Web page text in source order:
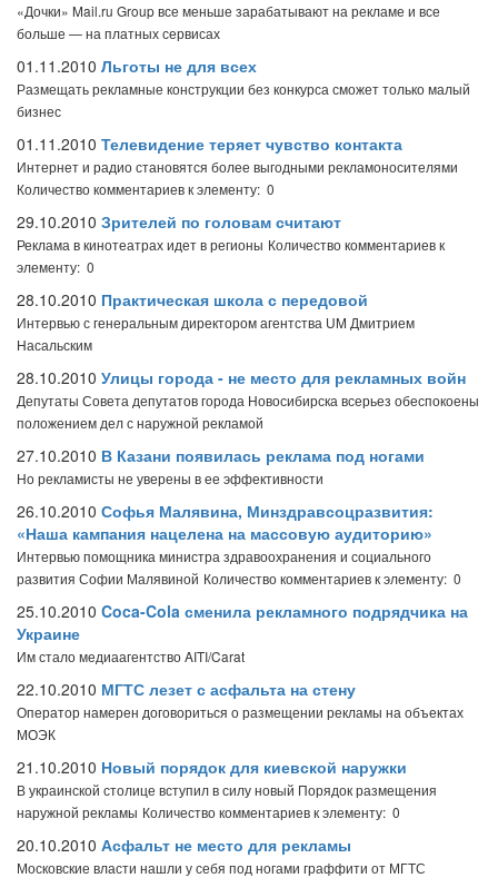
«Дочки» Mail.ru Group все меньше зарабатывают на рекламе и все
больше — на платных сервисах
01.11.2010 Льготы не для всех
Размещать рекламные конструкции без конкурса сможет только малый
бизнес
01.11.2010 Телевидение теряет чувство контакта
Интернет и радио становятся более выгодными рекламоносителями
Количество комментариев к элементу: 0
29.10.2010 Зрителей по головам считают
Реклама в кинотеатрах идет в регионы Количество комментариев к
элементу: 0
28.10.2010 Практическая школа с передовой
Интервью с генеральным директором агентства UM Дмитрием
Насальским
28.10.2010 Улицы города - не место для рекламных войн
Депутаты Совета депутатов города Новосибирска всерьез обеспокоены
положением дел с наружной рекламой
27.10.2010 В Казани появилась реклама под ногами
Но рекламисты не уверены в ее эффективности
26.10.2010 Софья Малявина, Минздравсоцразвития:
«Наша кампания нацелена на массовую аудиторию»
Интервью помощника министра здравоохранения и социального
развития Софии Малявиной Количество комментариев к элементу: 0
25.10.2010 Coca-Cola сменила рекламного подрядчика на
Украине
Им стало медиаагентство AITI/Carat
22.10.2010 МГТС лезет с асфальта на стену
Оператор намерен договориться о размещении рекламы на объектах
МОЭК
21.10.2010 Новый порядок для киевской наружки
В украинской столице вступил в силу новый Порядок размещения
наружной рекламы Количество комментариев к элементу: 0
20.10.2010 Асфальт не место для рекламы
Московские власти нашли у себя под ногами граффити от МГТС